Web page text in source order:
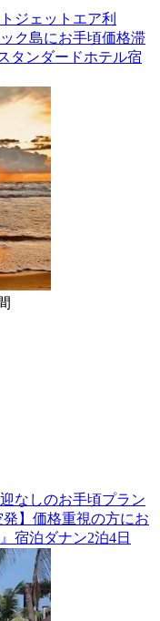
ジェットエア利
ク島にお手頃価格滞
タンダードホテル宿
なしのお手頃プラン
】価格重視の方にお
宿泊ダナン2泊4日